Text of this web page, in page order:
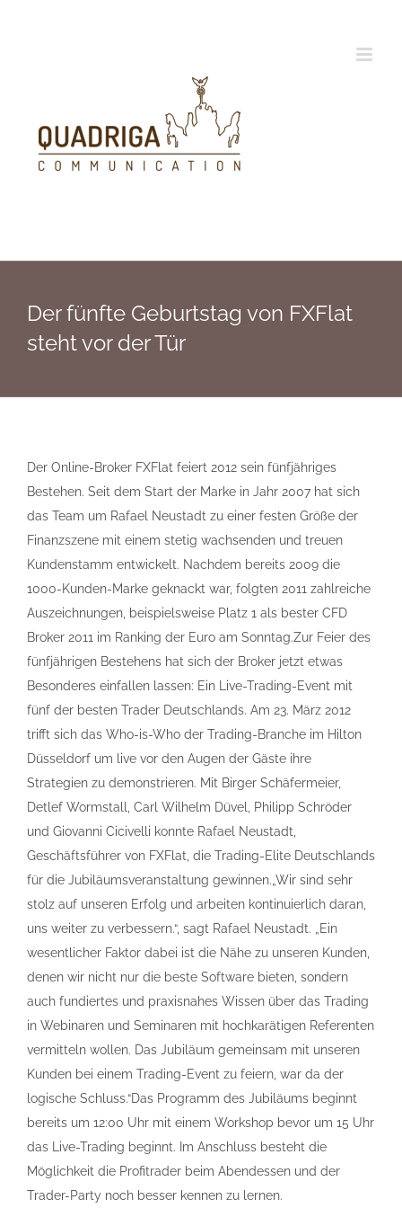
Der fünfte Geburtstag von FXFlat
steht vor der Tür
Der Online-Broker FXFlat feiert 2012 sein fünfjähriges
Bestehen. Seit dem Start der Marke in Jahr 2007 hat sich
das Team um Rafael Neustadt zu einer festen Größe der
Finanzszene mit einem stetig wachsenden und treuen
Kundenstamm entwickelt. Nachdem bereits 2009 die
1000-Kunden-Marke geknackt war, folgten 2011 zahlreiche
Auszeichnungen, beispielsweise Platz 1 als bester CFD
Broker 2011 im Ranking der Euro am Sonntag.Zur Feier des
fünfjährigen Bestehens hat sich der Broker jetzt etwas
Besonderes einfallen lassen: Ein Live-Trading-Event mit
fünf der besten Trader Deutschlands. Am 23. März 2012
trifft sich das Who-is-Who der Trading-Branche im Hilton
Düsseldorf um live vor den Augen der Gäste ihre
Strategien zu demonstrieren. Mit Birger Schäfermeier,
Detlef Wormstall, Carl Wilhelm Düvel, Philipp Schröder
und Giovanni Cicivelli konnte Rafael Neustadt,
Geschäftsführer von FXFlat, die Trading-Elite Deutschlands
für die Jubiläumsveranstaltung gewinnen.„Wir sind sehr
stolz auf unseren Erfolg und arbeiten kontinuierlich daran,
uns weiter zu verbessern.“, sagt Rafael Neustadt. „Ein
wesentlicher Faktor dabei ist die Nähe zu unseren Kunden,
denen wir nicht nur die beste Software bieten, sondern
auch fundiertes und praxisnahes Wissen über das Trading
in Webinaren und Seminaren mit hochkarätigen Referenten
vermitteln wollen. Das Jubiläum gemeinsam mit unseren
Kunden bei einem Trading-Event zu feiern, war da der
logische Schluss.“Das Programm des Jubiläums beginnt
bereits um 12:00 Uhr mit einem Workshop bevor um 15 Uhr
das Live-Trading beginnt. Im Anschluss besteht die
Möglichkeit die Profitrader beim Abendessen und der
Trader-Party noch besser kennen zu lernen.